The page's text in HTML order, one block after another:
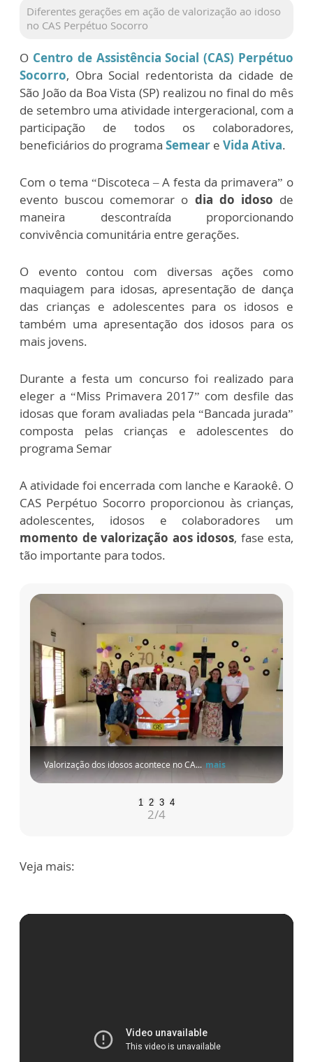
Diferentes gerações em ação de valorização ao idoso
no CAS Perpétuo Socorro
O Centro de Assistência Social (CAS) Perpétuo
Socorro, Obra Social redentorista da cidade de
São João da Boa Vista (SP) realizou no final do mês
de setembro uma atividade intergeracional, com a
participação de todos os colaboradores,
beneficiários do programa Semear e Vida Ativa.
Com o tema “Discoteca – A festa da primavera” o
evento buscou comemorar o dia do idoso de
maneira descontraída proporcionando
convivência comunitária entre gerações.
O evento contou com diversas ações como
maquiagem para idosas, apresentação de dança
das crianças e adolescentes para os idosos e
também uma apresentação dos idosos para os
mais jovens.
Durante a festa um concurso foi realizado para
eleger a “Miss Primavera 2017” com desfile das
idosas que foram avaliadas pela “Bancada jurada”
composta pelas crianças e adolescentes do
programa Semar
A atividade foi encerrada com lanche e Karaokê. O
CAS Perpétuo Socorro proporcionou às crianças,
adolescentes, idosos e colaboradores um
momento de valorização aos idosos, fase esta,
tão importante para todos.
Valorização dos idosos acontece no CA... mais
1 2 3 4
3/4
Veja mais: